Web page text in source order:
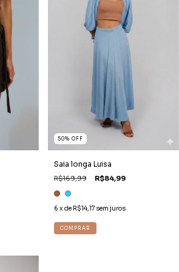
50% OFF
Saia longa Luisa
R$169,99 R$84,99
6 x de R$14,17 sem juros
COMPRAR